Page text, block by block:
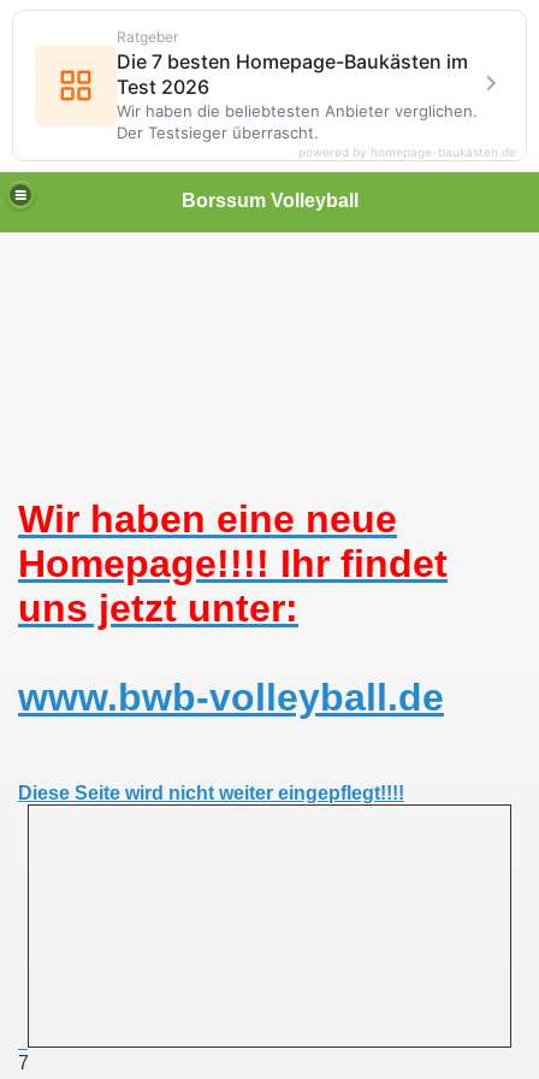
Borssum Volleyball
Wir haben eine neue
Homepage!!!! Ihr findet
uns jetzt unter:
www.bwb-volleyball.de
Diese Seite wird nicht weiter eingepflegt!!!!
7
Ratgeber
Die 7 besten Homepage-Baukästen im
Test 2026
Wir haben die beliebtesten Anbieter verglichen.
Der Testsieger überrascht.
powered by homepage-baukasten.de